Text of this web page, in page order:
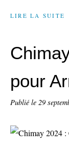
LIRE LA SUITE
pour
Publié le 29